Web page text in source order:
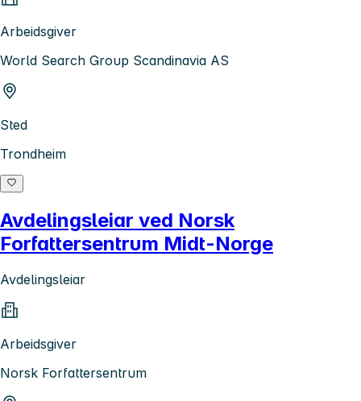
Arbeidsgiver
World Search Group Scandinavia AS
Sted
Trondheim
Avdelingsleiar ved Norsk
Forfattersentrum Midt-Norge
Avdelingsleiar
Arbeidsgiver
Norsk Forfattersentrum